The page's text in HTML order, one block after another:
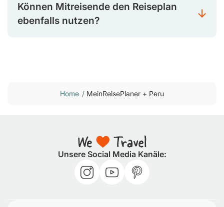
Können Mitreisende den Reiseplan
ebenfalls nutzen?
Home / MeinReisePlaner + Peru
Unsere Social Media Kanäle: